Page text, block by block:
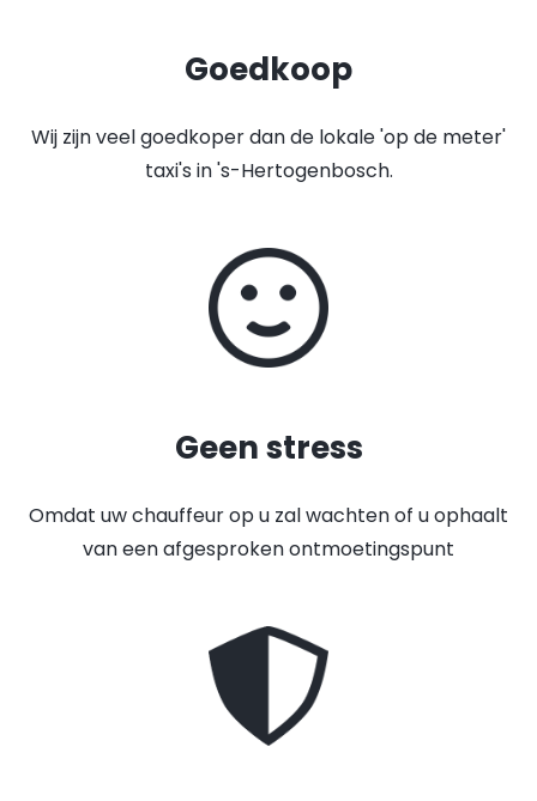
Goedkoop
Wij zijn veel goedkoper dan de lokale 'op de meter'
taxi's in 's-Hertogenbosch.
Geen stress
Omdat uw chauffeur op u zal wachten of u ophaalt
van een afgesproken ontmoetingspunt